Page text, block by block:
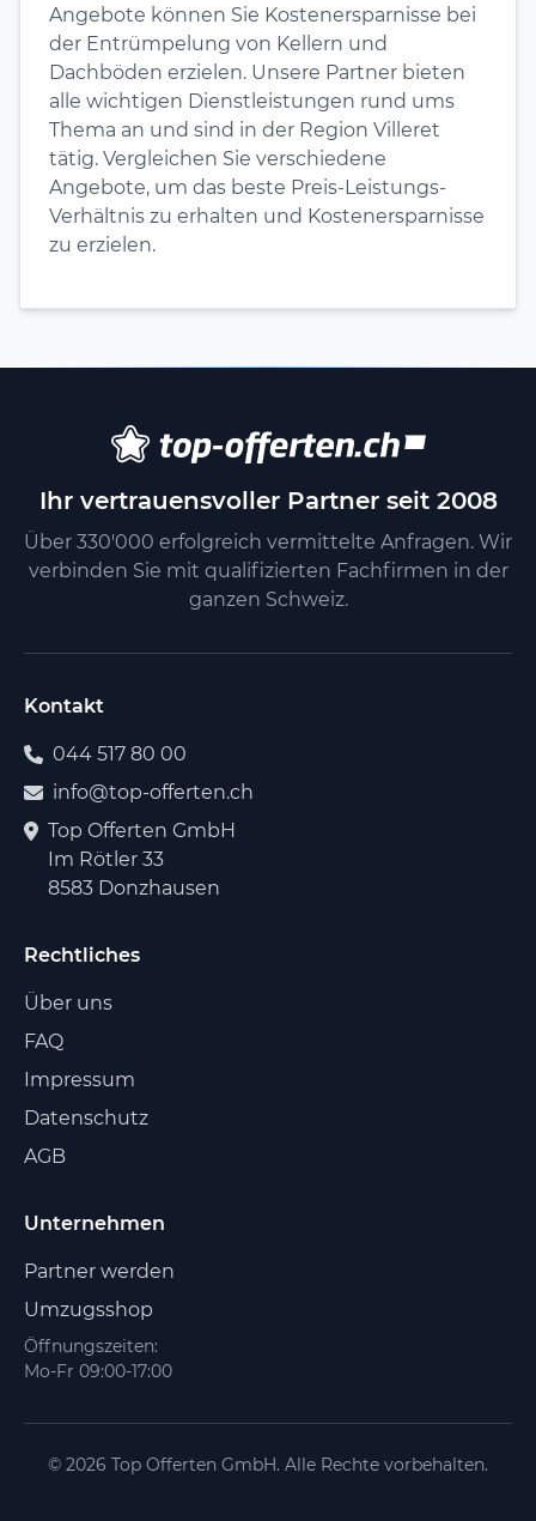
Angebote können Sie Kostenersparnisse bei
der Entrümpelung von Kellern und
Dachböden erzielen. Unsere Partner bieten
alle wichtigen Dienstleistungen rund ums
Thema an und sind in der Region Villeret
tätig. Vergleichen Sie verschiedene
Angebote, um das beste Preis-Leistungs-
Verhältnis zu erhalten und Kostenersparnisse
zu erzielen.
Ihr vertrauensvoller Partner seit 2008
Über 330'000 erfolgreich vermittelte Anfragen. Wir
verbinden Sie mit qualifizierten Fachfirmen in der
ganzen Schweiz.
Kontakt
044 517 80 00
info@top-offerten.ch
Top Offerten GmbH
Im Rötler 33
8583 Donzhausen
Rechtliches
Über uns
FAQ
Impressum
Datenschutz
AGB
Unternehmen
Partner werden
Umzugsshop
Öffnungszeiten:
Mo-Fr 09:00-17:00
© 2026 Top Offerten GmbH. Alle Rechte vorbehalten.